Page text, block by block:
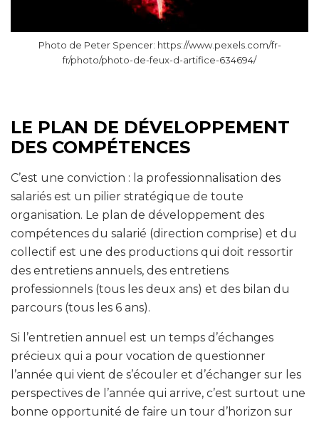
Photo de Peter Spencer: https://www.pexels.com/fr-
fr/photo/photo-de-feux-d-artifice-634694/
LE PLAN DE DÉVELOPPEMENT
DES COMPÉTENCES
C’est une conviction : la professionnalisation des
salariés est un pilier stratégique de toute
organisation. Le plan de développement des
compétences du salarié (direction comprise) et du
collectif est une des productions qui doit ressortir
des entretiens annuels, des entretiens
professionnels (tous les deux ans) et des bilan du
parcours (tous les 6 ans).
Si l’entretien annuel est un temps d’échanges
précieux qui a pour vocation de questionner
l’année qui vient de s’écouler et d’échanger sur les
perspectives de l’année qui arrive, c’est surtout une
bonne opportunité de faire un tour d’horizon sur